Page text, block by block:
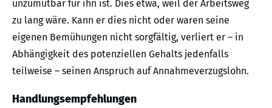
unzumutbar für ihn ist. Dies etwa, weil der Arbeitsweg
zu lang wäre. Kann er dies nicht oder waren seine
eigenen Bemühungen nicht sorgfältig, verliert er – in
Abhängigkeit des potenziellen Gehalts jedenfalls
teilweise – seinen Anspruch auf Annahmeverzugslohn.
Handlungsempfehlungen